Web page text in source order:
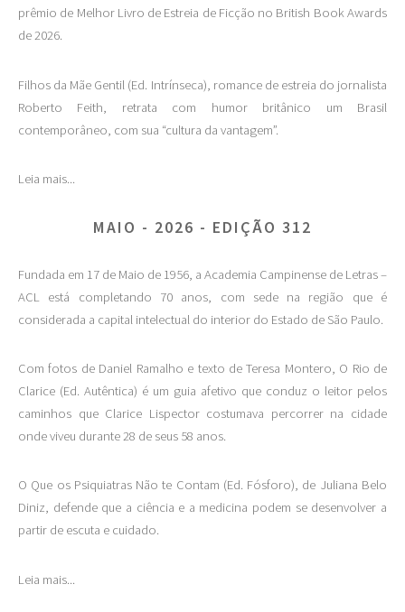
prêmio de Melhor Livro de Estreia de Ficção no British Book Awards
de 2026.
Filhos da Mãe Gentil (Ed. Intrínseca), romance de estreia do jornalista
Roberto Feith, retrata com humor britânico um Brasil
contemporâneo, com sua “cultura da vantagem”.
Leia mais...
MAIO - 2026 - EDIÇÃO 312
Fundada em 17 de Maio de 1956, a Academia Campinense de Letras –
ACL está completando 70 anos, com sede na região que é
considerada a capital intelectual do interior do Estado de São Paulo.
Com fotos de Daniel Ramalho e texto de Teresa Montero, O Rio de
Clarice (Ed. Autêntica) é um guia afetivo que conduz o leitor pelos
caminhos que Clarice Lispector costumava percorrer na cidade
onde viveu durante 28 de seus 58 anos.
O Que os Psiquiatras Não te Contam (Ed. Fósforo), de Juliana Belo
Diniz, defende que a ciência e a medicina podem se desenvolver a
partir de escuta e cuidado.
Leia mais...